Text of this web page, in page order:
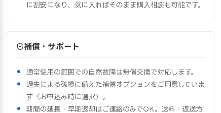
に割安になり、気に入ればそのまま購入相談も可能です。
補償・サポート
通常使用の範囲での自然故障は無償交換で対応します。
過失による破損に備えた補償オプションをご用意していま
す（お申込み時に選択）。
期間の延長・早期返却はご連絡のみでOK。送料・返送方